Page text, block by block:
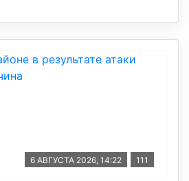
6 АВГУСТА 2026, 14:22 111